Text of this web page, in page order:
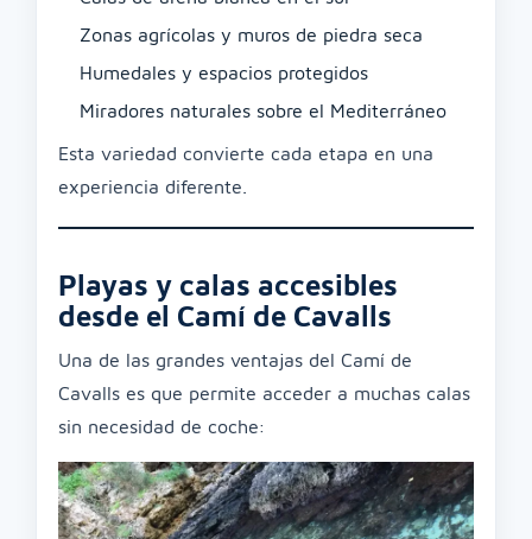
Zonas agrícolas y muros de piedra seca
Humedales y espacios protegidos
Miradores naturales sobre el Mediterráneo
Esta variedad convierte cada etapa en una
experiencia diferente.
Playas y calas accesibles
desde el Camí de Cavalls
Una de las grandes ventajas del Camí de
Cavalls es que permite acceder a muchas calas
sin necesidad de coche: